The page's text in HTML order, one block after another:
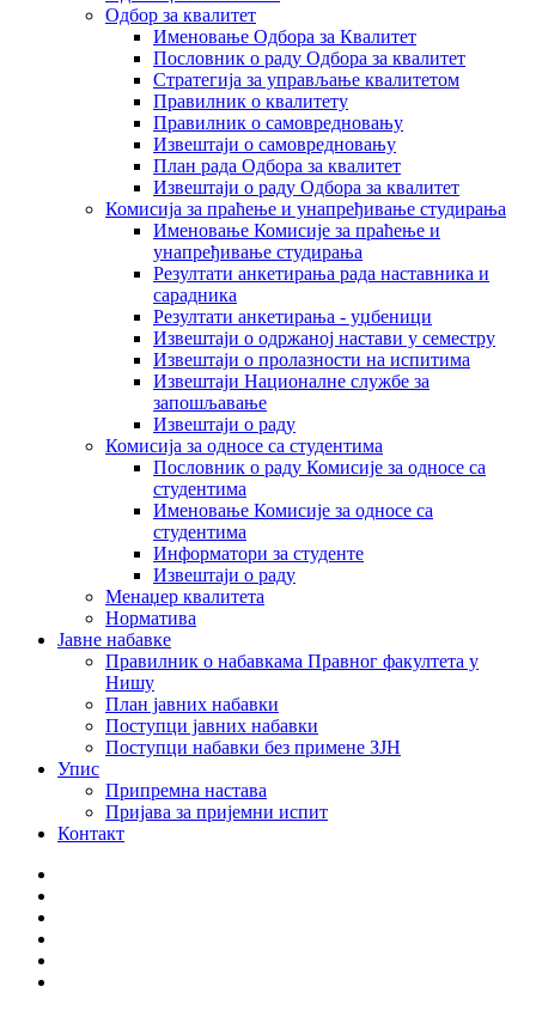
Одбор за квалитет
Именовање Одбора за Квалитет
Пословник о раду Одбора за квалитет
Стратегија за управљање квалитетом
Правилник о квалитету
Правилник о самовредновању
Извештаји о самовредновању
План рада Одбора за квалитет
Извештаји о раду Одбора за квалитет
Комисија за праћење и унапређивање студирања
Именовање Комисије за праћење и
унапређивање студирања
Резултати анкетирања рада наставника и
сарадника
Резултати анкетирања - уџбеници
Извештаји о одржаној настави у семестру
Извештаји о пролазности на испитима
Извештаји Националне службе за
запошљавање
Извештаји о раду
Комисија за односе са студентима
Пословник о раду Комисије за односе са
студентима
Именовање Комисије за односе са
студентима
Информатори за студенте
Извештаји о раду
Менаџер квалитета
Норматива
Јавне набавке
Правилник о набавкама Правног факултета у
Нишу
План јавних набавки
Поступци јавних набавки
Поступци набавки без примене ЗЈН
Упис
Припремна настава
Пријава за пријемни испит
Контакт